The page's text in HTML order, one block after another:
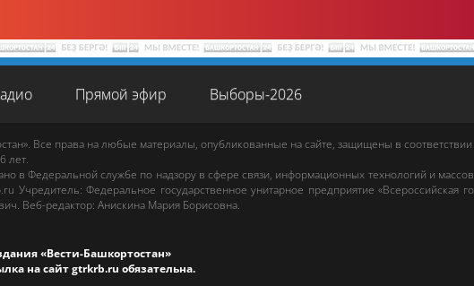
Прямой эфир Выборы-2026
. Все права на любые материалы, опубликованные на сайте, защищены в
лет.
в Федеральной службе по надзору в сфере связи, информационных технологий и
Учредитель: Федеральное государственное унитарное предприятие «Всероссийская
. Веб-редактор: Анискина Мария Борисовна.
«Вести-Башкортостан»
на сайтgtrkrb.ru обязательна.